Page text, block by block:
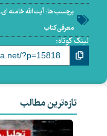
برچسب ها:آیت الله خامنه ای,
معرفی کتاب
لینک کوتاه:
تازه‌ترین مطالب